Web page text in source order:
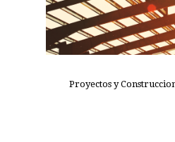
Proyectos y